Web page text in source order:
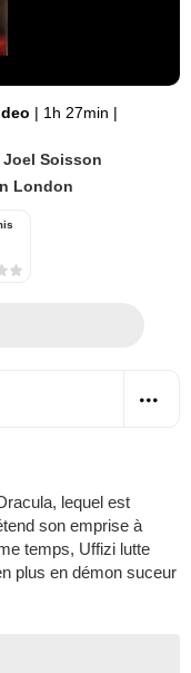
| 1h 27min |
Joel Soisson
London
lequel est
son emprise à
temps, Uffizi lutte
plus en démon suceur